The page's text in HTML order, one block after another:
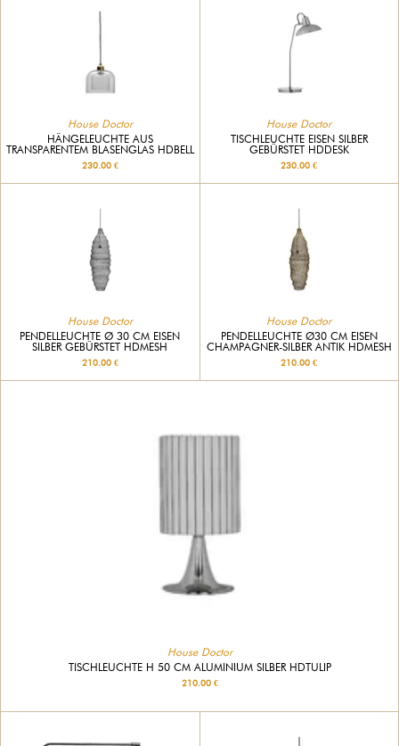
House Doctor
HÄNGELEUCHTE AUS
TRANSPARENTEM BLASENGLAS HDBELL
230.00 €
House Doctor
TISCHLEUCHTE EISEN SILBER
GEBÜRSTET HDDESK
230.00 €
House Doctor
PENDELLEUCHTE Ø 30 CM EISEN
SILBER GEBÜRSTET HDMESH
210.00 €
House Doctor
PENDELLEUCHTE Ø30 CM EISEN
CHAMPAGNER-SILBER ANTIK HDMESH
210.00 €
House Doctor
TISCHLEUCHTE H 50 CM ALUMINIUM SILBER HDTULIP
210.00 €